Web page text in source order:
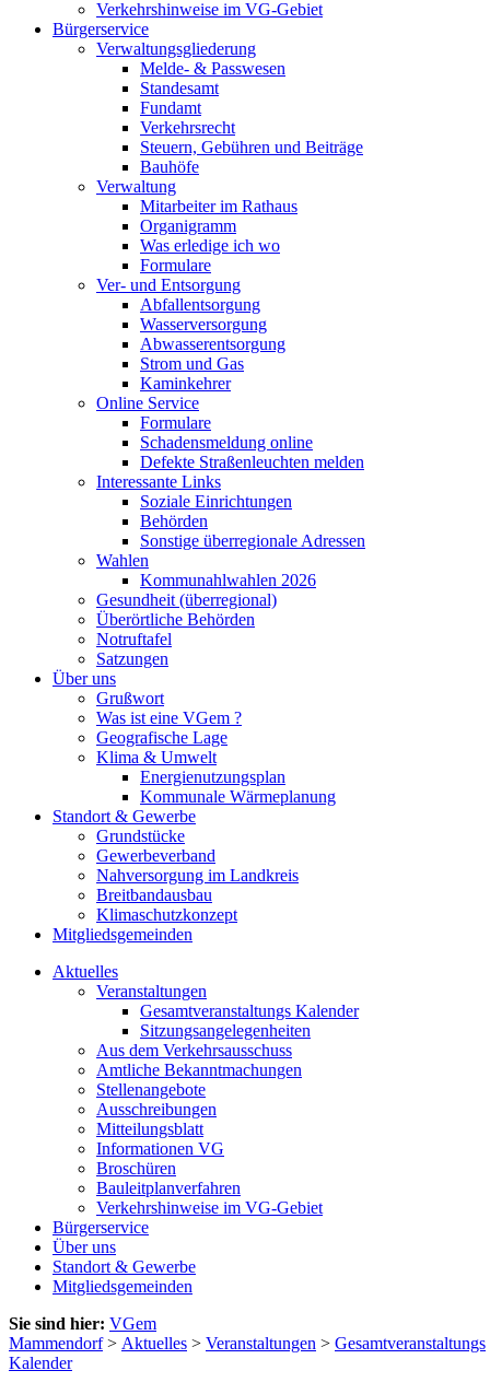
Verkehrshinweise im VG-Gebiet
Bürgerservice
Verwaltungsgliederung
Melde- & Passwesen
Standesamt
Fundamt
Verkehrsrecht
Steuern, Gebühren und Beiträge
Bauhöfe
Verwaltung
Mitarbeiter im Rathaus
Organigramm
Was erledige ich wo
Formulare
Ver- und Entsorgung
Abfallentsorgung
Wasserversorgung
Abwasserentsorgung
Strom und Gas
Kaminkehrer
Online Service
Formulare
Schadensmeldung online
Defekte Straßenleuchten melden
Interessante Links
Soziale Einrichtungen
Behörden
Sonstige überregionale Adressen
Wahlen
Kommunahlwahlen 2026
Gesundheit (überregional)
Überörtliche Behörden
Notruftafel
Satzungen
Über uns
Grußwort
Was ist eine VGem ?
Geografische Lage
Klima & Umwelt
Energienutzungsplan
Kommunale Wärmeplanung
Standort & Gewerbe
Grundstücke
Gewerbeverband
Nahversorgung im Landkreis
Breitbandausbau
Klimaschutzkonzept
Mitgliedsgemeinden
Aktuelles
Veranstaltungen
Gesamtveranstaltungs Kalender
Sitzungsangelegenheiten
Aus dem Verkehrsausschuss
Amtliche Bekanntmachungen
Stellenangebote
Ausschreibungen
Mitteilungsblatt
Informationen VG
Broschüren
Bauleitplanverfahren
Verkehrshinweise im VG-Gebiet
Bürgerservice
Über uns
Standort & Gewerbe
Mitgliedsgemeinden
Sie sind hier: VGem
Mammendorf> Aktuelles > Veranstaltungen > Gesamtveranstaltungs
Kalender